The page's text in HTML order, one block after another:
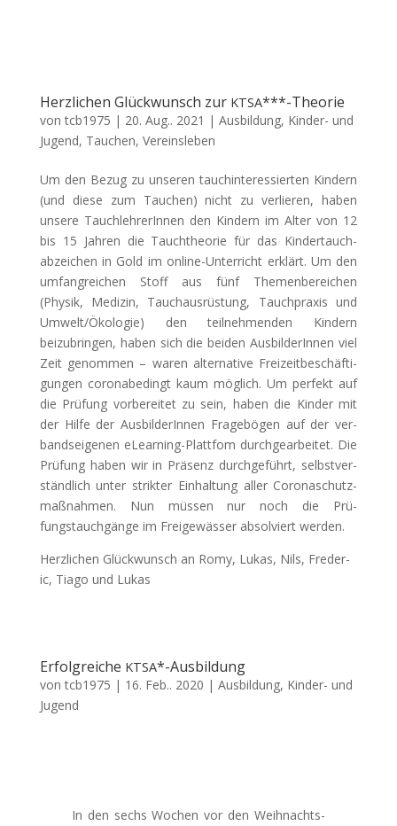
Herzlichen Glückwunsch zur KTSA***-Theorie
vontcb1975 | 20. Aug.. 2021 | Ausbildung, Kinder- und
Jugend, Tauchen, Vereinsleben
Um den Bezug zu unseren tauch­in­ter­essierten Kindern
(und diese zum Tauchen) nicht zu ver­lieren, haben
unsere Tauch­lehrerIn­nen den Kindern im Alter von 12
bis 15 Jahren die Tauchthe­o­rie für das Kinder­tauch­
abze­ichen in Gold im online-Unter­richt erk­lärt. Um den
umfan­gre­ichen Stoff aus fünf The­men­bere­ichen
(Physik, Medi­zin, Tauchaus­rüs­tung, Tauch­prax­is und
Umwelt/​Ökologie) den teil­nehmenden Kindern
beizubrin­gen, haben sich die bei­den Aus­bilderIn­nen viel
Zeit genom­men – waren alter­na­tive Freizeitbeschäf­ti­
gun­gen coro­n­abe­d­ingt kaum möglich. Um per­fekt auf
die Prü­fung vor­bere­it­et zu sein, haben die Kinder mit
der Hil­fe der Aus­bilderIn­nen Frage­bö­gen auf der ver­
band­seige­nen eLearn­ing-Plat­tfom durchgear­beit­et. Die
Prü­fung haben wir in Präsenz durchge­führt, selb­stver­
ständlich unter strik­ter Ein­hal­tung aller Coro­naschutz­
maß­nah­men. Nun müssen nur noch die Prü­
fungstauchgänge im Freigewäss­er absolviert werden.
Her­zlichen Glück­wun­sch an Romy, Lukas, Nils, Fred­er­
ic, Tia­go und Lukas
Erfolgreiche KTSA*-Ausbildung
vontcb1975 | 16. Feb.. 2020 | Ausbildung, Kinder- und
Jugend
In den sechs Wochen vor den Wei­h­nachts­